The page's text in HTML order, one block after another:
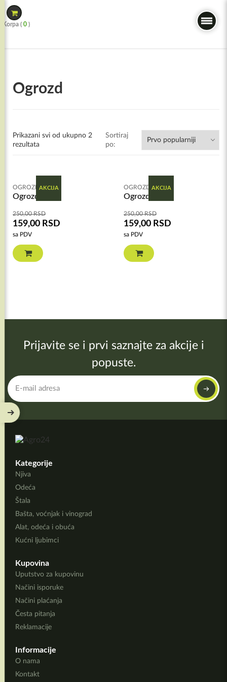
Skip
to
content
Korpa ( 0 )
Ogrozd
Prikazani svi od ukupno 2
rezultata
Sortiraj
po:
AKCIJA
OGROZD
Ogrozd zeleni
250,00RSD
159,00 RSD
sa PDV
AKCIJA
OGROZD
Ogrozd crveni
250,00RSD
159,00 RSD
sa PDV
Prijavite se i prvi saznajte za akcije i
popuste.
Kategorije
Njiva
Odeća
Štala
Bašta, voćnjak i vinograd
Alat, odeća i obuća
Kućni ljubimci
Kupovina
Uputstvo za kupovinu
Načini isporuke
Načini plaćanja
Česta pitanja
Reklamacije
Informacije
O nama
Kontakt